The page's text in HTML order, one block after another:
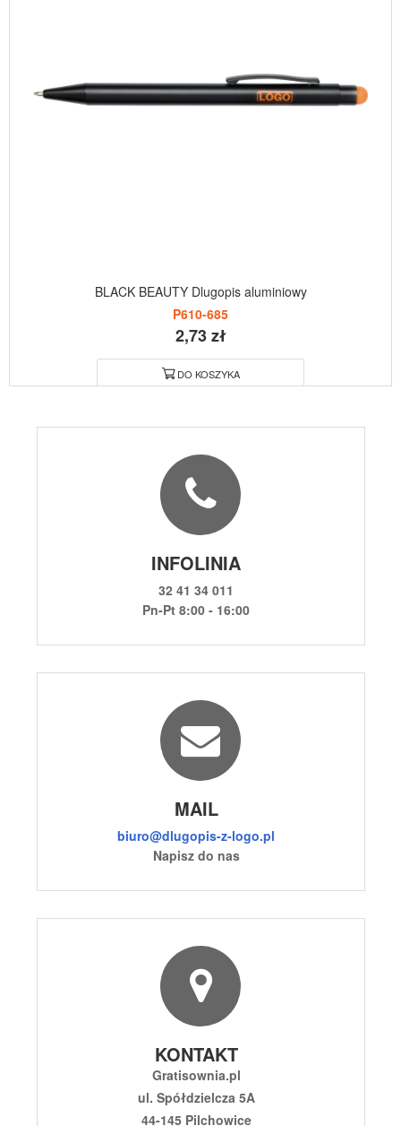
BLACK BEAUTY Dlugopis aluminiowy
P610-685
2,73 zł
DO KOSZYKA
INFOLINIA
32 41 34 011
Pn-Pt 8:00 - 16:00
MAIL
biuro@dlugopis-z-logo.pl
Napisz do nas
KONTAKT
Gratisownia.pl
ul. Spółdzielcza 5A
44-145 Pilchowice